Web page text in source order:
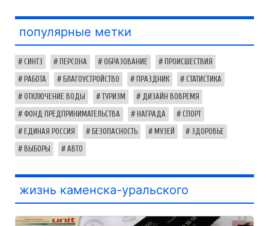
популярные метки
СИНТЗ ПЕРСОНА ОБРАЗОВАНИЕ ПРОИСШЕСТВИЯ
РАБОТА БЛАГОУСТРОЙСТВО ПРАЗДНИК СТАТИСТИКА
ОТКЛЮЧЕНИЕ ВОДЫ ТУРИЗМ ДИЗАЙН ВОВРЕМЯ
ФОНД ПРЕДПРИНИМАТЕЛЬСТВА НАГРАДА СПОРТ
ЕДИНАЯ РОССИЯ БЕЗОПАСНОСТЬ МУЗЕЙ ЗДОРОВЬЕ
ВЫБОРЫ АВТО
жизнь каменска-уральского